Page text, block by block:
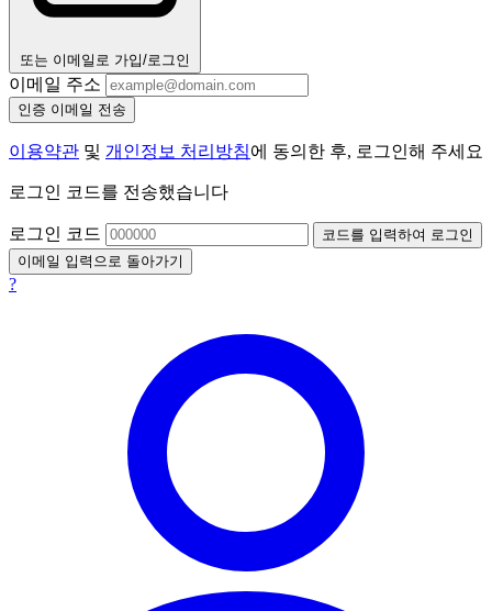
또는 이메일로 가입/로그인
이메일 주소
인증 이메일 전송
이용약관 및 개인정보 처리방침에 동의한 후, 로그인해 주세요
로그인 코드를 전송했습니다
로그인 코드
코드를 입력하여 로그인
이메일 입력으로 돌아가기
?